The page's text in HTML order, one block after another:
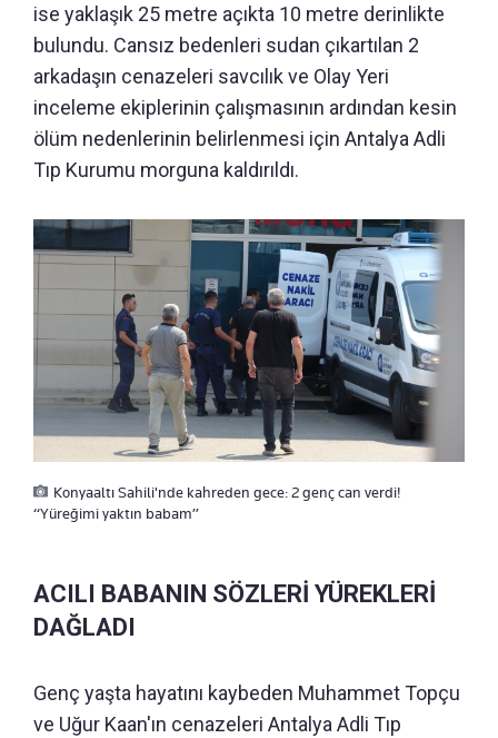
ise yaklaşık 25 metre açıkta 10 metre derinlikte
bulundu. Cansız bedenleri sudan çıkartılan 2
arkadaşın cenazeleri savcılık ve Olay Yeri
inceleme ekiplerinin çalışmasının ardından kesin
ölüm nedenlerinin belirlenmesi için Antalya Adli
Tıp Kurumu morguna kaldırıldı.
Konyaaltı Sahili'nde kahreden gece: 2 genç can verdi!
“Yüreğimi yaktın babam”
ACILI BABANIN SÖZLERİ YÜREKLERİ
DAĞLADI
Genç yaşta hayatını kaybeden Muhammet Topçu
ve Uğur Kaan'ın cenazeleri Antalya Adli Tıp